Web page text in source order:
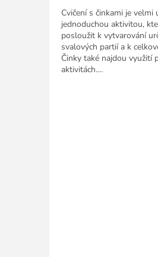
Cvičení s činkami je velmi
jednoduchou aktivitou,
posloužit k vytvarování
svalových partií a k
Činky také najdou využití
aktivitách....